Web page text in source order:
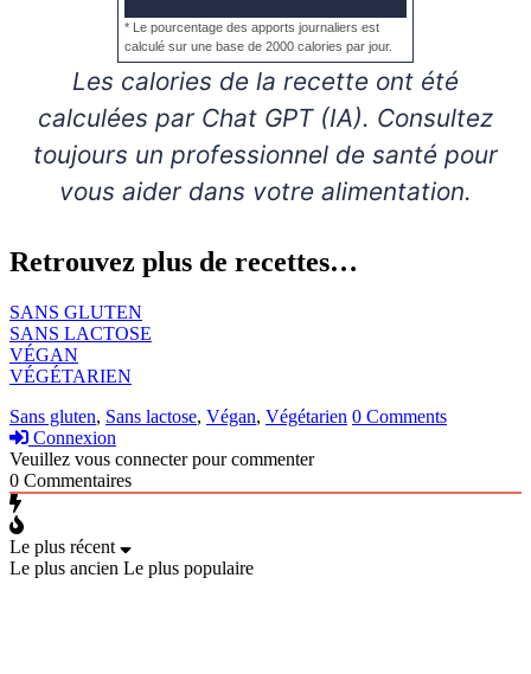
* Le pourcentage des apports journaliers est
calculé sur une base de 2000 calories par jour.
Les calories de la recette ont été
calculées par Chat GPT (IA). Consultez
toujours un professionnel de santé pour
vous aider dans votre alimentation.
Retrouvez plus de recettes…
SANS GLUTEN
SANS LACTOSE
VÉGAN
VÉGÉTARIEN
Sans gluten, Sans lactose, Végan, Végétarien 0 Comments
Connexion
Veuillez vous connecter pour commenter
0 Commentaires
Le plus récent
Le plus ancien Le plus populaire